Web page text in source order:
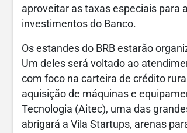
aproveitar as taxas especiais para
investimentos do Banco.
Os estandes do BRB estarão
Um deles será voltado ao
com foco na carteira de crédito
aquisição de máquinas e
Tecnologia (Aitec), uma das
abrigará a Vila Startups, arenas